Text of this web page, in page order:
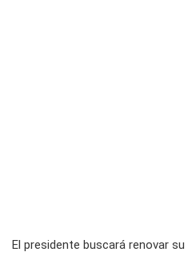
El presidente buscará renovar